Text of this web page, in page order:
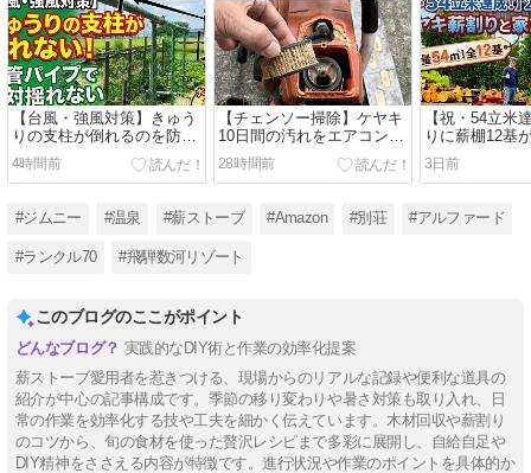
【台風・強風対策】きゅう
りの支柱が倒れるのを防
ぐ！単管パイプで絶対に揺
れない頑丈棚をDIY
4時間前
【チェンソー掃除】ケヤキ
10日間の汚れをエアコンプ
レッサーで爆速メンテ！
28時間前
【祝・54立米
りに薪棚12基
ヤキ薪割りと
レイ
3日前
#ジムニー #温泉 #薪ストーブ #Amazon #別荘 #アルファード
#ランクル70 #飛騨数河リゾート
このブログのここがポイント
実践的なDIY術と作業の効率化提案
薪ストーブ愛用者を惹きつける、現場からのリアルな記録や便利な道具の
紹介が中心の記事構成です。季節の移り変わりや暑さ対策も取り入れ、日
常の作業を効率化する技や工夫を細かく伝えています。木材回収や薪割り
のコツから、旬の食材を使った贅沢レシピまで多彩に展開し、自給自足や
DIY精神をささえる内容が特徴です。進行状況や作業のポイントを具体的か